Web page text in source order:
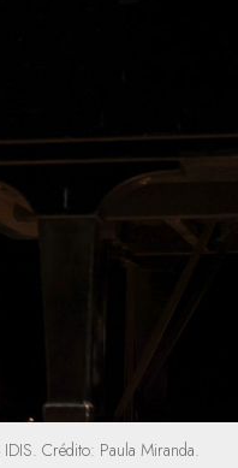
Crédito: Paula Miranda.